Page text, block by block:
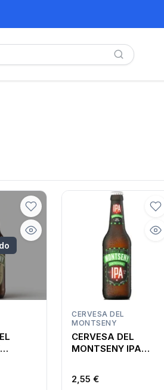
CERVESA DEL
MONTSENY
CERVESA DEL
MONTSENY IPA
2,55 €